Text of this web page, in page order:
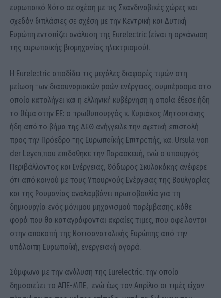
ευρωπαϊκό Νότο σε σχέση με τις Σκανδιναβικές χώρες και
σχεδόν διπλάσιες σε σχέση με την Κεντρική και Δυτική
Ευρώπη εντοπίζει ανάλυση της Eurelectric (είναι η οργάνωση
της ευρωπαϊκής βιομηχανίας ηλεκτρισμού).
Η Eurelectric αποδίδει τις μεγάλες διαφορές τιμών στη
μείωση των διασυνοριακών ροών ενέργειας, συμπέρασμα στο
οποίο καταλήγει και η ελληνική κυβέρνηση η οποία έθεσε ήδη
το θέμα στην ΕΕ: ο πρωθυπουργός κ. Κυριάκος Μητσοτάκης
ήδη από το βήμα της ΔΕΘ ανήγγειλε την σχετική επιστολή
προς την Πρόεδρο της Ευρωπαϊκής Επιτροπής, κα. Ursula von
der Leyen,που επιδόθηκε την Παρασκευή, ενώ ο υπουργός
Περιβάλλοντος και Ενέργειας, Θόδωρος Σκυλακάκης ανέφερε
ότι από κοινού με τους Υπουργούς Ενέργειας της Βουλγαρίας
και της Ρουμανίας αναλαμβάνει πρωτοβουλία για τη
δημιουργία ενός μόνιμου μηχανισμού παρέμβασης, κάθε
φορά που θα καταγράφονται ακραίες τιμές, που οφείλονται
στην αποκοπή της Νοτιοανατολικής Ευρώπης από την
υπόλοιπη Ευρωπαϊκή, ενεργειακή αγορά.
Σύμφωνα με την ανάλυση της Eurelectric, την οποία
δημοσιεύει το ΑΠΕ-ΜΠΕ, ενώ έως τον Απρίλιο οι τιμές είχαν